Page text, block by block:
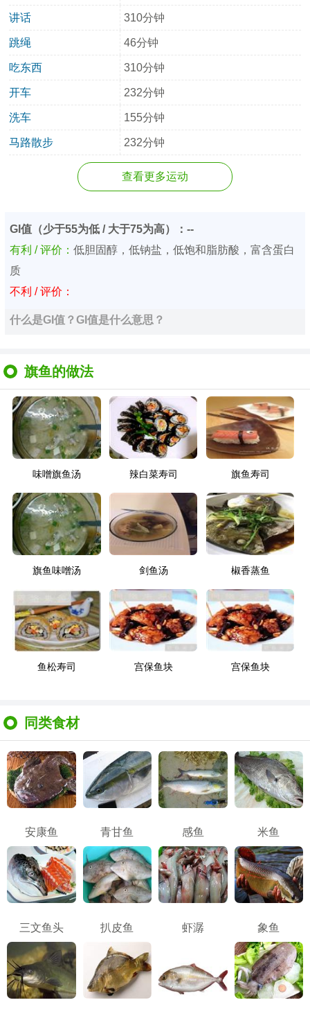
讲话 310分钟
跳绳 46分钟
吃东西 310分钟
开车 232分钟
洗车 155分钟
马路散步 232分钟
查看更多运动
GI值（少于55为低 / 大于75为高）：--
有利 / 评价： 低胆固醇，低钠盐，低饱和脂肪酸，富含蛋白
质
不利 / 评价：
什么是GI值？GI值是什么意思？
旗鱼的做法
味噌旗鱼汤 辣白菜寿司 旗鱼寿司
旗鱼味噌汤 剑鱼汤 椒香蒸鱼
鱼松寿司 宫保鱼块 宫保鱼块
同类食材
安康鱼 青甘鱼 感鱼 米鱼
三文鱼头 扒皮鱼 虾潺 象鱼